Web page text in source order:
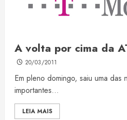
A volta por cima da
20/03/2011
Em pleno domingo, saiu uma das
importantes...
LEIA MAIS